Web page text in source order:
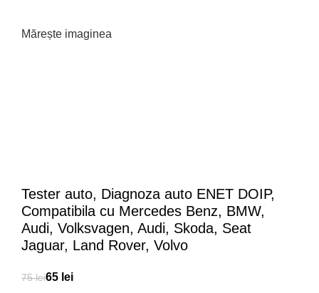
Mărește imaginea
Tester auto, Diagnoza auto ENET DOIP,
Compatibila cu Mercedes Benz, BMW,
Audi, Volksvagen, Audi, Skoda, Seat
Jaguar, Land Rover, Volvo
75lei65 lei